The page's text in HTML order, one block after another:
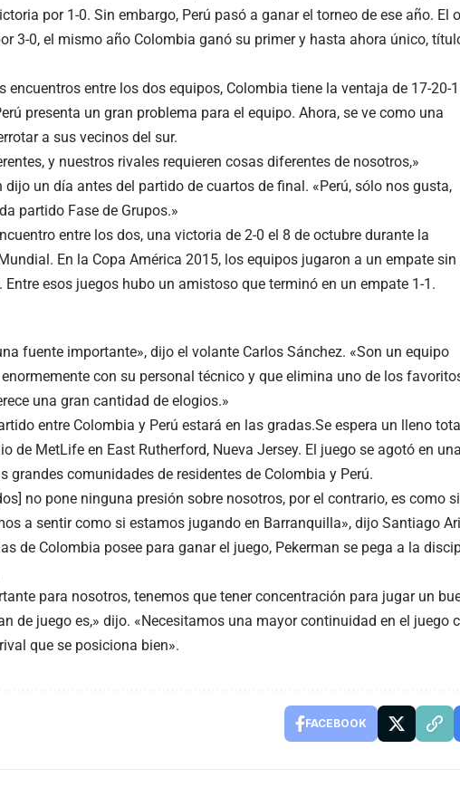
por 1-0. Sin embargo, Perú pasó a ganar el torneo de ese año. El
3-0, el mismo año Colombia ganó su primer y hasta ahora único,
encuentros entre los dos equipos, Colombia tiene la ventaja de 17-20-
presenta un gran problema para el equipo. Ahora, se ve como una
a sus vecinos del sur.
y nuestros rivales requieren cosas diferentes de nosotros,»
dijo un día antes del partido de cuartos de final. «Perú, sólo nos gusta,
partido Fase de Grupos.»
entre los dos, una victoria de 2-0 el 8 de octubre durante la
En la Copa América 2015, los equipos jugaron a un empate sin
esos juegos hubo un amistoso que terminó en un empate 1-1.
fuente importante», dijo el volante Carlos Sánchez. «Son un equipo
con su personal técnico y que elimina uno de los
una gran cantidad de elogios.»
entre Colombia y Perú estará en las gradas.Se espera un lleno
de MetLife en East Rutherford, Nueva Jersey. El juego se agotó en una
grandes comunidades de residentes de Colombia y Perú.
no pone ninguna presión sobre nosotros, por el contrario, es como si
a sentir como si estamos jugando en Barranquilla», dijo Santiago
de Colombia posee para ganar el juego, Pekerman se pega a la
para nosotros, tenemos que tener concentración para jugar un
de juego es,» dijo. «Necesitamos una mayor continuidad en el juego
que se posiciona bien».
FACEBOOK